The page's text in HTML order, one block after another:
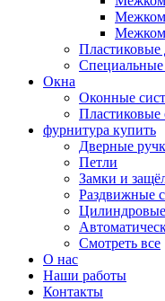
Пластиковые
Специальные
Окна
Оконные
Пластиковые
фурнитура купить
Дверные
Петли
Замки и
Раздвижные
Смотреть все
О нас
Наши работы
Контакты